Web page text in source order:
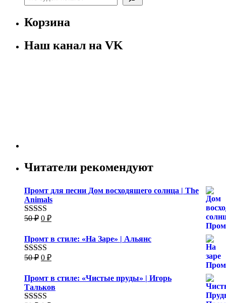
Корзина
Наш канал на VK
Читатели рекомендуют
Промт для песни Дом восходящего солнца | The
Animals
Оценка
50₽ Первоначальная
50 ₽.
0 ₽Текущая
0 ₽.
Промт в стиле: «На Заре» | Альянс
Оценка
50₽ Первоначальная
50 ₽.
0 ₽Текущая
0 ₽.
Промт в стиле: «Чистые пруды» | Игорь
Тальков